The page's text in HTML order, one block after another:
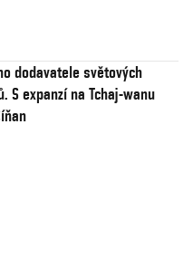
dodavatele světových
S expanzí na Tchaj-wanu